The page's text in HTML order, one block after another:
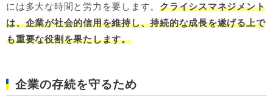
には多大な時間と労力を要します。 クライシスマネジメント
は、企業が社会的信用を維持し、持続的な成長を遂げる上で
も重要な役割を果たします。
企業の存続を守るため